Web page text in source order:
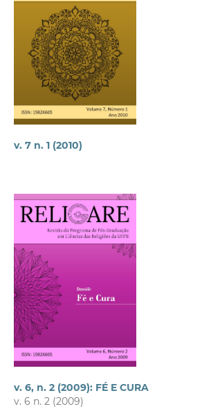
v. 7 n. 1 (2010)
v. 6, n. 2 (2009): FÉ E CURA
v. 6 n. 2 (2009)